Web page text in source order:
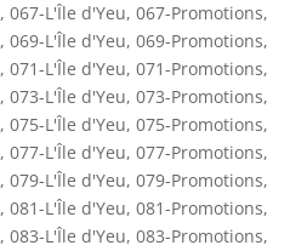
, 067-L'Île d'Yeu, 067-Promotions,
, 069-L'Île d'Yeu, 069-Promotions,
, 071-L'Île d'Yeu, 071-Promotions,
, 073-L'Île d'Yeu, 073-Promotions,
, 075-L'Île d'Yeu, 075-Promotions,
, 077-L'Île d'Yeu, 077-Promotions,
, 079-L'Île d'Yeu, 079-Promotions,
, 081-L'Île d'Yeu, 081-Promotions,
, 083-L'Île d'Yeu, 083-Promotions,